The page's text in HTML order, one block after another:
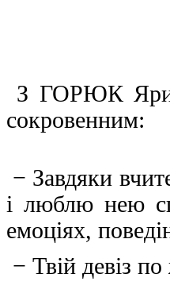
З ГОРЮК
сокровенним:
− Завдяки
і люблю нею
емоціях,
− Твій девіз